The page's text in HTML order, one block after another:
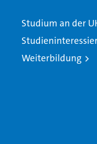
Studium an der
Weiterbildung